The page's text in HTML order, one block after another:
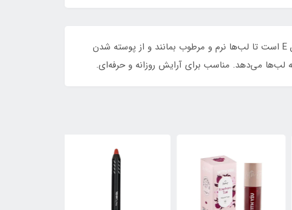
رژ لب مدادی مات گلدن رز با بافت نرم و مخملی، پوششی کامل و ماندگار روی لب ایجاد می‌کند. فرمول آن حاوی ویتامین E است تا لب‌ها نرم و مرطوب بمانند و از پوسته شدن
می‌دهد. مناسب برای آرایش روزانه و حرفه‌ای.